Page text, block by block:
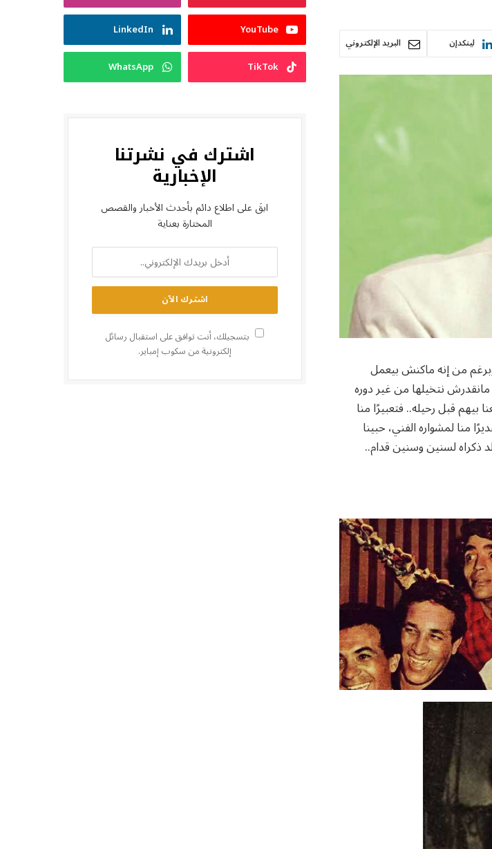
لينكدإن البريد الإلكتروني
من إنه ماكنش بيعمل
مانقدرش نتخيلها من غير دوره
قبل رحيله.. فتعبيرًا منا
منا لمشواره الفني، حبينا
ذكراه لسنين وسنين قدام..
YouTube
LinkedIn
TikTok
WhatsApp
اشترك في نشرتنا
الإخبارية
ابقَ على اطلاع دائم بأحدث الأخبار والقصص
المختارة بعناية
بتسجيلك، أنت توافق على استقبال رسائل
إلكترونية من سكوب إمباير.